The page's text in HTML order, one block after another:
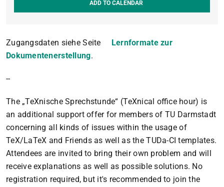
ADD TO CALENDAR
Zugangsdaten siehe Seite
Lernformate zur
Dokumentenerstellung.
--
The „TeXnische Sprechstunde“ (TeXnical office hour) is
an additional support offer for members of TU Darmstadt
concerning all kinds of issues within the usage of
TeX/LaTeX and Friends as well as the TUDa-CI templates.
Attendees are invited to bring their own problem and will
receive explanations as well as possible solutions. No
registration required, but it's recommended to join the